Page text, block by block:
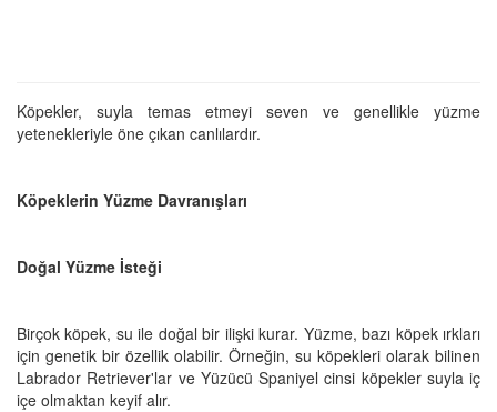
Köpekler, suyla temas etmeyi seven ve genellikle yüzme
yetenekleriyle öne çıkan canlılardır.
Köpeklerin Yüzme Davranışları
Doğal Yüzme İsteği
Birçok köpek, su ile doğal bir ilişki kurar. Yüzme, bazı köpek ırkları
için genetik bir özellik olabilir. Örneğin, su köpekleri olarak bilinen
Labrador Retriever'lar ve Yüzücü Spaniyel cinsi köpekler suyla iç
içe olmaktan keyif alır.